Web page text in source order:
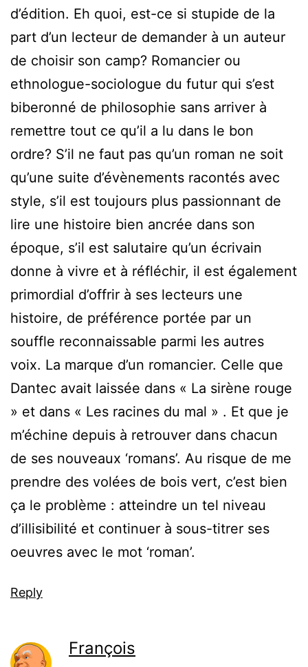
d’édition. Eh quoi, est-ce si stupide de la
part d’un lecteur de demander à un auteur
de choisir son camp? Romancier ou
ethnologue-sociologue du futur qui s’est
biberonné de philosophie sans arriver à
remettre tout ce qu’il a lu dans le bon
ordre? S’il ne faut pas qu’un roman ne soit
qu’une suite d’évènements racontés avec
style, s’il est toujours plus passionnant de
lire une histoire bien ancrée dans son
époque, s’il est salutaire qu’un écrivain
donne à vivre et à réfléchir, il est également
primordial d’offrir à ses lecteurs une
histoire, de préférence portée par un
souffle reconnaissable parmi les autres
voix. La marque d’un romancier. Celle que
Dantec avait laissée dans « La sirène rouge
» et dans « Les racines du mal » . Et que je
m’échine depuis à retrouver dans chacun
de ses nouveaux ‘romans’. Au risque de me
prendre des volées de bois vert, c’est bien
ça le problème : atteindre un tel niveau
d’illisibilité et continuer à sous-titrer ses
oeuvres avec le mot ‘roman’.
Reply
François